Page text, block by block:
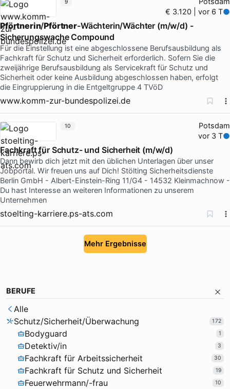
€ 3.120 | vor 6 T
Pförtnerin/Pförtner-Wächterin/Wächter (m/w/d) -
Sicherungswache Compound
Für die Einstellung ist eine abgeschlossene Berufsausbildung als
Fachkraft für Schutz und Sicherheit erforderlich. Sofern Sie die
zweijährige Berufsausbildung als Servicekraft für Schutz und
Sicherheit oder keine Ausbildung abgeschlossen haben, erfolgt
die Eingruppierung in die Entgeltgruppe 4 TVöD
www.komm-zur-bundespolizei.de
9
Potsdam
vor 3 T
Fachkraft für Schutz- und Sicherheit (m/w/d)
Dann bewirb dich jetzt mit den üblichen Unterlagen über unser
Jobportal. Wir freuen uns auf Dich! Stölting Sicherheitsdienste
Berlin GmbH - Albert-Einstein-Ring 11/G4 - 14532 Kleinmachnow -
Du hast Interesse an weiteren Informationen zu unserem
Unternehmen
stoelting-karriere.ps-ats.com
10
Mehr Ergebnisse
BERUFE
Alle
Schutz/Sicherheit/Überwachung
172
Bodyguard 1
Detektiv/in 3
Fachkraft für Arbeitssicherheit 30
Fachkraft für Schutz und Sicherheit 19
Feuerwehrmann/-frau 10